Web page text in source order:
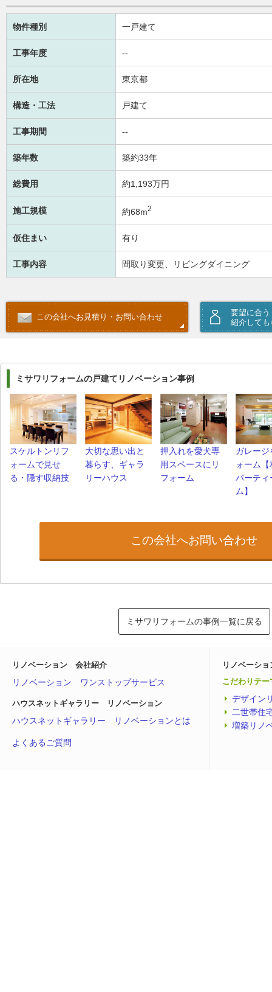
物件種別 一戸建て
工事年度 --
所在地 東京都
構造・工法 戸建て
工事期間 --
築年数 築約33年
総費用 約1,193万円
施工規模 約68m2
仮住まい 有り
工事内容 間取り変更、リビングダイニング
この会社へお見積り・お問い合わせ
要望に合
紹介しても
ミサワリフォームの戸建てリノベーション事例
スケルトンリフ
ォームで見せ
る・隠す収納技
大切な思い出と
暮らす、ギャラ
リーハウス
押入れを愛犬専
用スペースにリ
フォーム
ガレージ
ォーム
パーティ
ム】
この会社へお問い合わせ
ミサワリフォームの事例一覧に戻る
リノベーション 会社紹介
リノベーション ワンストップサービス
ハウスネットギャラリー リノベーション
ハウスネットギャラリー リノベーションとは
よくあるご質問
リノベーシ
こだわりテー
デザイン
二世帯住
増築リノ